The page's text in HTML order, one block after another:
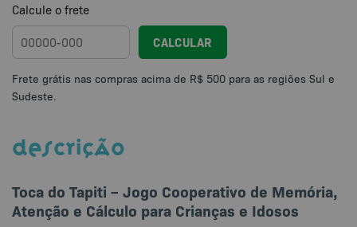
Calcule o frete
CALCULAR
DESCRIÇÃO
Toca do Tapiti – Jogo Cooperativo de Memória,
Atenção e Cálculo para Crianças e Idosos